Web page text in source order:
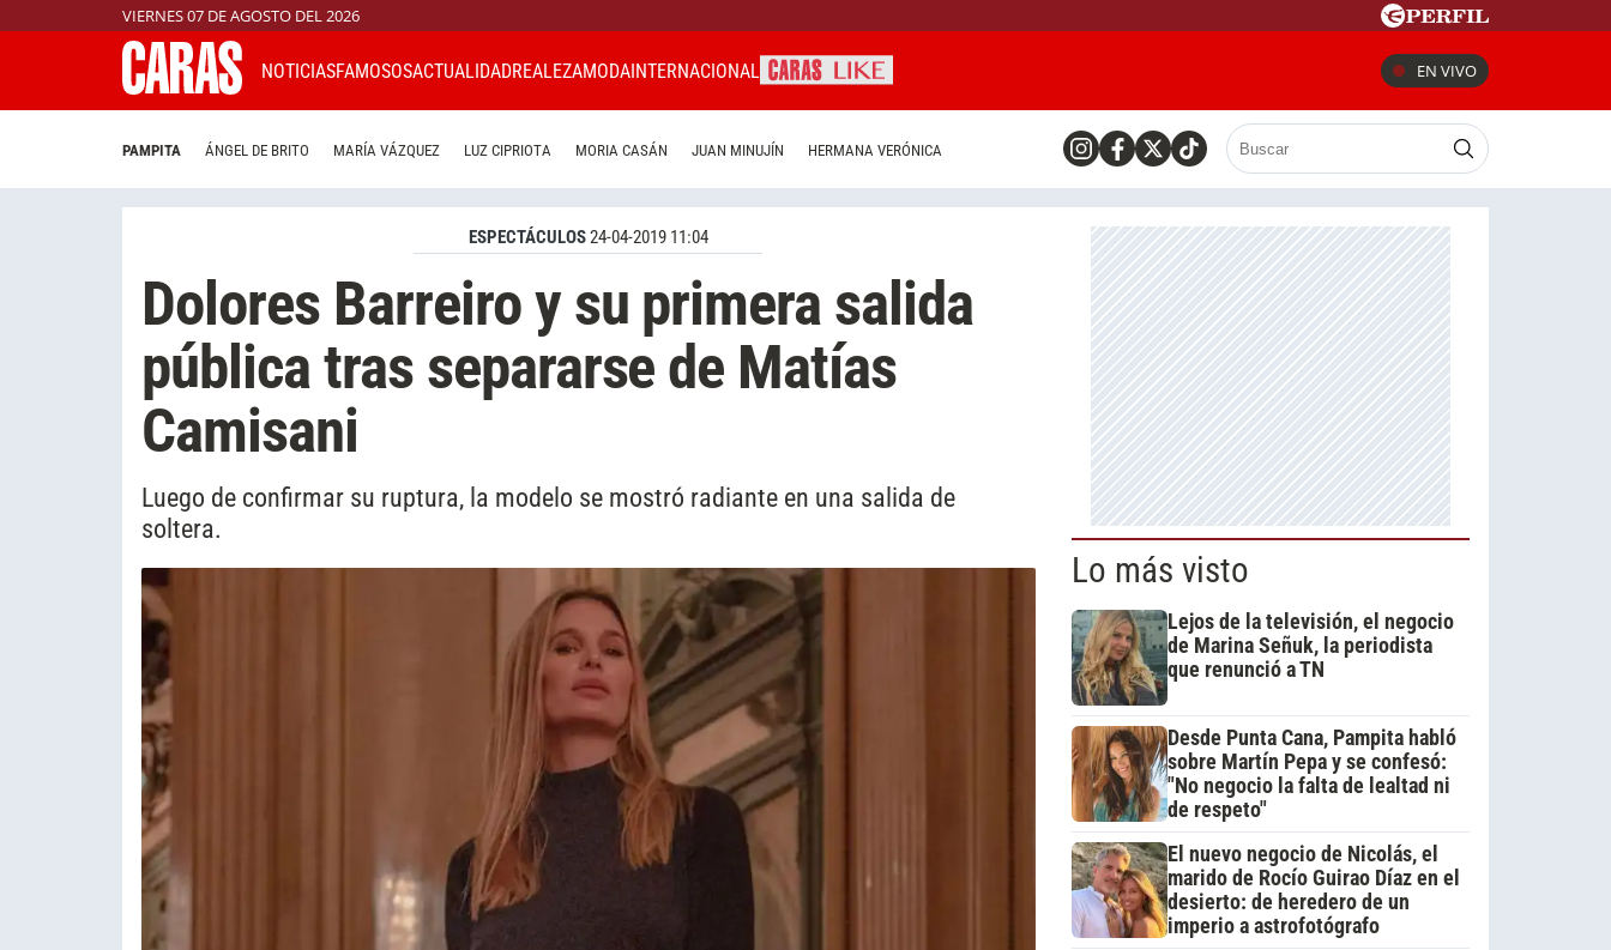
VIERNES 07 DE AGOSTO DEL 2026
NOTICIASFAMOSOSACTUALIDADREALEZAMODAINTERNACIONAL EN VIVO
PAMPITA ÁNGEL DE BRITO MARÍA VÁZQUEZ LUZ CIPRIOTA MORIA CASÁN JUAN MINUJÍN HERMANA VERÓNICA
ESPECTÁCULOS24-04-2019 11:04
Dolores Barreiro y su primera salida
pública tras separarse de Matías
Camisani
Luego de confirmar su ruptura, la modelo se mostró radiante en una salida de
soltera.
Lo más visto
Lejos de la televisión, el negocio
de Marina Señuk, la periodista
que renunció a TN
Desde Punta Cana, Pampita habló
sobre Martín Pepa y se confesó:
"No negocio la falta de lealtad ni
de respeto"
El nuevo negocio de Nicolás, el
marido de Rocío Guirao Díaz en el
desierto: de heredero de un
imperio a astrofotógrafo